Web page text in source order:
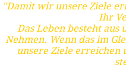
"Damit wir unsere Ziele
Ihr
Das Leben besteht aus
Nehmen. Wenn das im
unsere Ziele erreichen